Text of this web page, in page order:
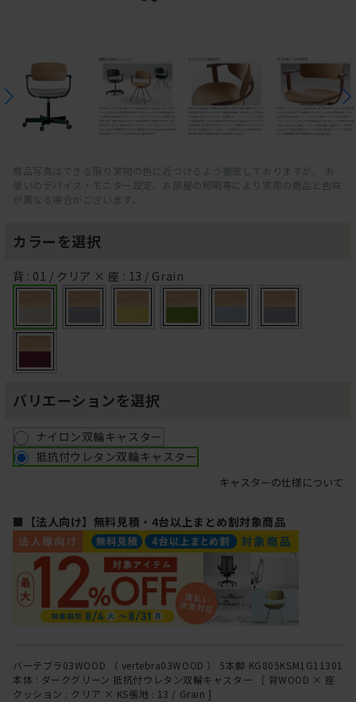
商品写真はできる限り実物の色に近づけるよう徹底しておりますが、 お
使いのデバイス・モニター設定、お部屋の照明等により実際の商品と色味
が異なる場合がございます。
カラーを選択
背 : 01 / クリア × 座 : 13 / Grain
バリエーションを選択
ナイロン双輪キャスター
抵抗付ウレタン双輪キャスター
キャスターの仕様について
■【法人向け】無料見積・4台以上まとめ割対象商品
バーテブラ03WOOD （ vertebra03WOOD ） 5本脚 KG805KSM1G11301
本体 : ダークグリーン 抵抗付ウレタン双輪キャスター ［ 背WOOD × 座
クッション : クリア × KS張地 : 13 / Grain ]